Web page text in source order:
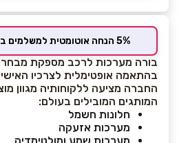
5% הנחה אוטומטית למשלמים בכרטיס המועדון
בורה מערכות לרכב מספקת מבחר
בהתאמה אופטימלית לצרכיו
החברה מציעה ללקוחותיה מגוון
המותגים המובילים בעולם:
חלונות חשמל
מערכות אזעקה
מערכות שמע ומולטימדיה